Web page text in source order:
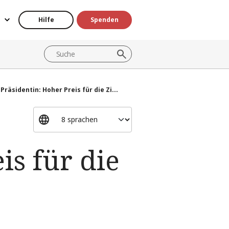
Hilfe Spenden
Präsidentin: Hoher Preis für die Zi...
für die